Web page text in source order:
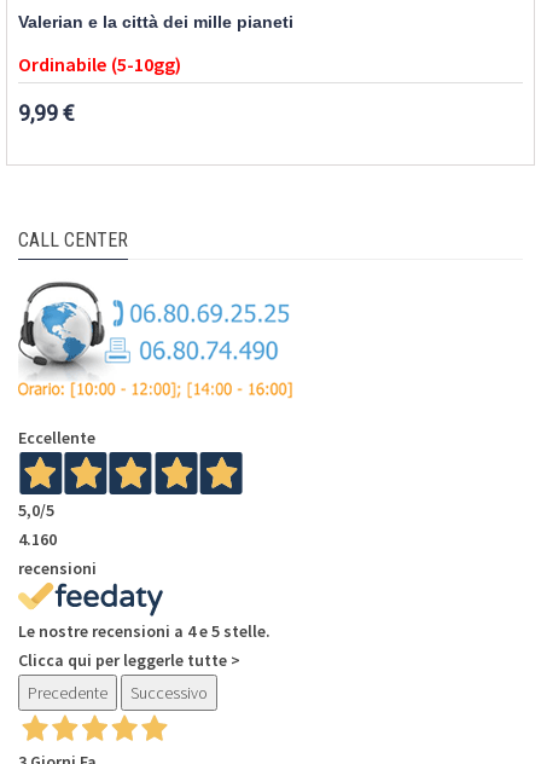
Valerian e la città dei mille pianeti
Ordinabile (5-10gg)
9,99 €
CALL CENTER
Eccellente
5,0/5
4.160
recensioni
Le nostre recensioni a 4 e 5 stelle.
Clicca qui per leggerle tutte >
Precedente
Successivo